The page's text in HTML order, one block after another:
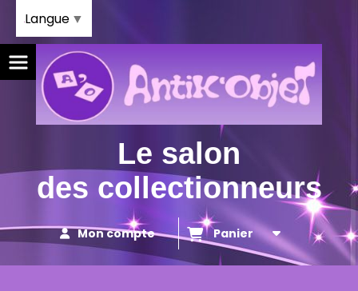
Le salon
des collectionneurs
Mon compte Panier
Langue ▼